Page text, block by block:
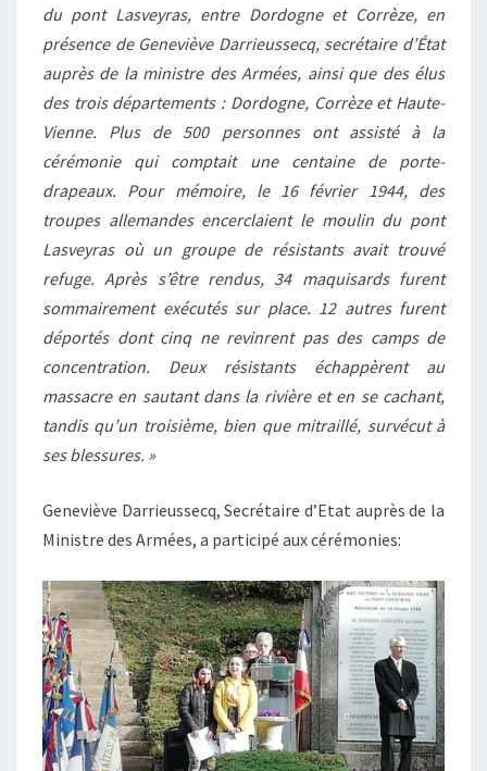
du pont Lasveyras, entre Dordogne et Corrèze, en
présence de Geneviève Darrieussecq, secrétaire d’État
auprès de la ministre des Armées, ainsi que des élus
des trois départements : Dordogne, Corrèze et Haute-
Vienne. Plus de 500 personnes ont assisté à la
cérémonie qui comptait une centaine de porte-
drapeaux. Pour mémoire, le 16 février 1944, des
troupes allemandes encerclaient le moulin du pont
Lasveyras où un groupe de résistants avait trouvé
refuge. Après s’être rendus, 34 maquisards furent
sommairement exécutés sur place. 12 autres furent
déportés dont cinq ne revinrent pas des camps de
concentration. Deux résistants échappèrent au
massacre en sautant dans la rivière et en se cachant,
tandis qu’un troisième, bien que mitraillé, survécut à
ses blessures. »
Geneviève Darrieussecq, Secrétaire d’Etat auprès de la
Ministre des Armées, a participé aux cérémonies: